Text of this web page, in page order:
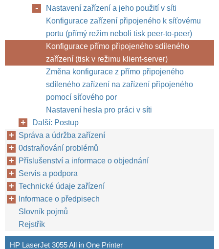
Nastavení zařízení a jeho použití v síti
Konfigurace zařízení připojeného k síťovému
portu (přímý režim neboli tisk peer-to-peer)
Konfigurace přímo připojeného sdíleného
zařízení (tisk v režimu klient-server)
Změna konfigurace z přímo připojeného
sdíleného zařízení na zařízení připojeného
pomocí síťového por
Nastavení hesla pro práci v síti
Další: Postup
Správa a údržba zařízení
0dstraňování problémů
Příslušenství a informace o objednání
Servis a podpora
Technické údaje zařízení
Informace o předpisech
Slovník pojmů
Rejstřík
HP LaserJet 3055 All in One Printer